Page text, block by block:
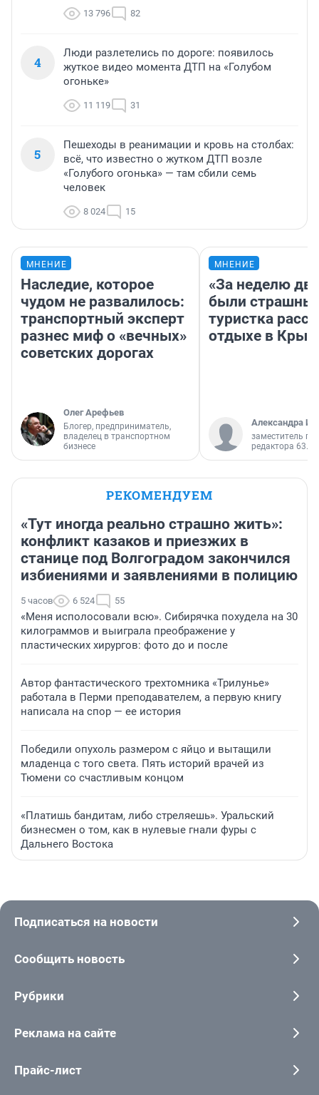
13 796 82
4
Люди разлетелись по дороге: появилось
жуткое видео момента ДТП на «Голубом
огоньке»
11 119 31
5
Пешеходы в реанимации и кровь на столбах:
всё, что известно о жутком ДТП возле
«Голубого огонька» — там сбили семь
человек
8 024 15
МНЕНИЕ
Наследие, которое
чудом не развалилось:
транспортный эксперт
разнес миф о «вечных»
советских дорогах
Олег Арефьев
Блогер, предприниматель,
владелец в транспортном
бизнесе
МНЕНИЕ
«За неделю
были
туристка
отдыхе в
Александра
заместитель
редактора 63.RU
РЕКОМЕНДУЕМ
«Тут иногда реально страшно жить»:
конфликт казаков и приезжих в
станице под Волгоградом закончился
избиениями и заявлениями в полицию
5 часов 6 524 55
«Меня исполосовали всю». Сибирячка похудела на 30
килограммов и выиграла преображение у
пластических хирургов: фото до и после
Автор фантастического трехтомника «Трилунье»
работала в Перми преподавателем, а первую книгу
написала на спор — ее история
Победили опухоль размером с яйцо и вытащили
младенца с того света. Пять историй врачей из
Тюмени со счастливым концом
«Платишь бандитам, либо стреляешь». Уральский
бизнесмен о том, как в нулевые гнали фуры с
Дальнего Востока
Подписаться на новости
Сообщить новость
Рубрики
Реклама на сайте
Прайс-лист